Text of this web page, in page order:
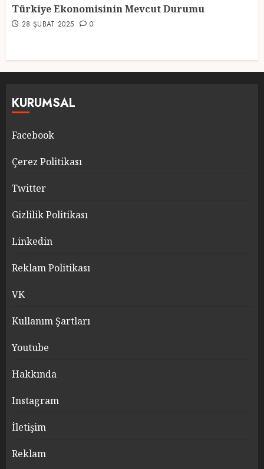
Türkiye Ekonomisinin Mevcut Durumu
28 ŞUBAT 2025 0
KURUMSAL
Facebook
Çerez Politikası
Twitter
Gizlilik Politikası
Linkedin
Reklam Politikası
VK
Kullanım Şartları
Youtube
Hakkında
Instagram
İletişim
Reklam